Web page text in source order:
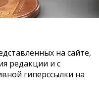
на сайте,
редакции и с
гиперссылки на